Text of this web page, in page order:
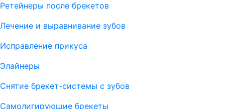
Ретейнеры после брекетов
Лечение и выравнивание зубов
Исправление прикуса
Элайнеры
Снятие брекет-системы с зубов
Самолигирующие брекеты